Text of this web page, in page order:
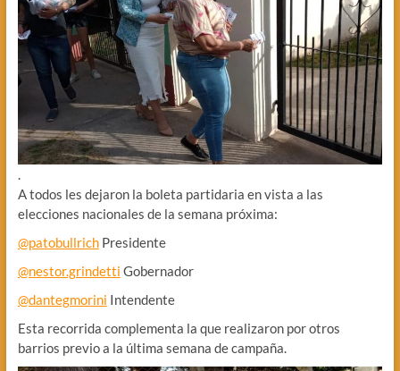
.
A todos les dejaron la boleta partidaria en vista a las
elecciones nacionales de la semana próxima:
@patobullrichPresidente
@nestor.grindetti Gobernador
@dantegmorini Intendente
Esta recorrida complementa la que realizaron por otros
barrios previo a la última semana de campaña.